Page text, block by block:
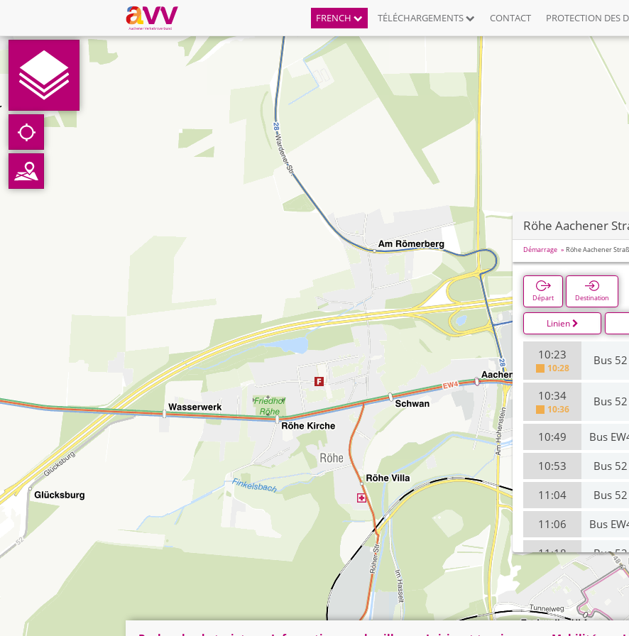
FRENCH TÉLÉCHARGEMENTS CONTACT PROTECTION DES
Röhe Aachener
Démarrage Röhe Aachener
Départ Destination
Linien
10:23
10:28
Bus 52
10:34
10:36
Bus 52
10:49 Bus
10:53 Bus 52
11:04 Bus 52
11:06 Bus
11:18 Bus 52
11:34 Bus 52
11:48 Bus 52